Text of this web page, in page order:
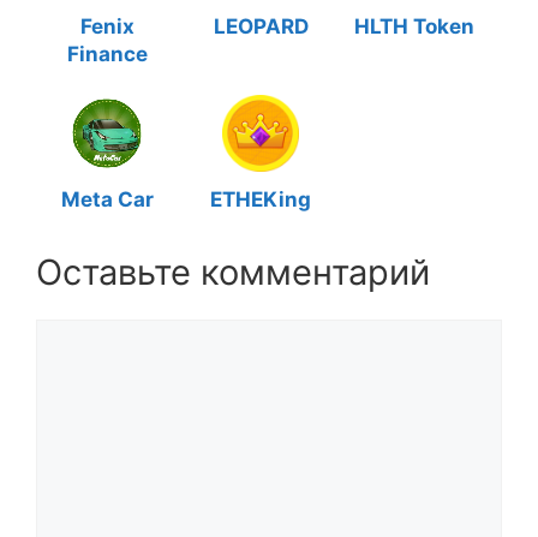
Fenix
Finance
LEOPARD HLTH Token
Meta Car ETHEKing
Оставьте комментарий